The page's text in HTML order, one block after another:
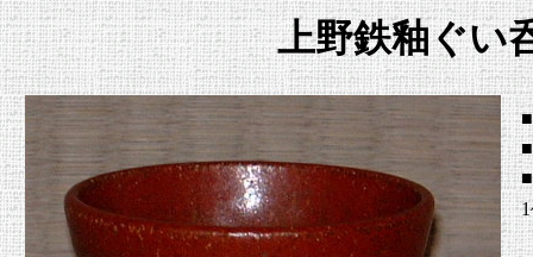
上野鉄釉ぐい
1